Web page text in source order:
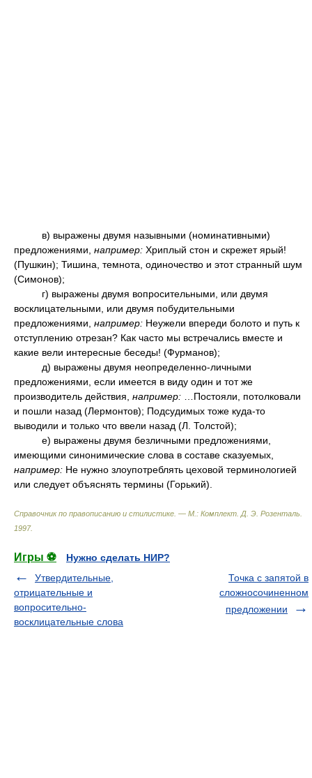
в) выражены двумя назывными (номинативными)
предложениями, например: Хриплый стон и скрежет ярый!
(Пушкин); Тишина, темнота, одиночество и этот странный шум
(Симонов);
г) выражены двумя вопросительными, или двумя
восклицательными, или двумя побудительными
предложениями, например: Неужели впереди болото и путь к
отступлению отрезан? Как часто мы встречались вместе и
какие вели интересные беседы! (Фурманов);
д) выражены двумя неопределенно-личными
предложениями, если имеется в виду один и тот же
производитель действия, например: …Постояли, потолковали
и пошли назад (Лермонтов); Подсудимых тоже куда-то
выводили и только что ввели назад (Л. Толстой);
е) выражены двумя безличными предложениями,
имеющими синонимические слова в составе сказуемых,
например: Не нужно злоупотреблять цеховой терминологией
или следует объяснять термины (Горький).
Справочник по правописанию и стилистике. — М.: Комплект Д. Э. Розенталь
1997.
Игры ⚽
Нужно сделать НИР?
Утвердительные,
отрицательные и
вопросительно-
восклицательные слова
Точка с запятой в
сложносочиненном
предложении